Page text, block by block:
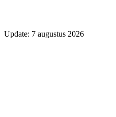
Update: 7 augustus 2026